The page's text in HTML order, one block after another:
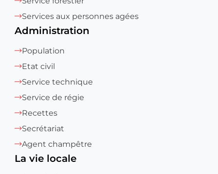
Services aux personnes agées
Administration
Population
Etat civil
Service technique
Service de régie
Recettes
Secrétariat
Agent champêtre
La vie locale